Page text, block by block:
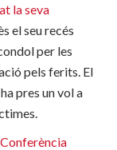
la seva
el seu recés
per les
pels ferits. El
pres un vol a
Conferència